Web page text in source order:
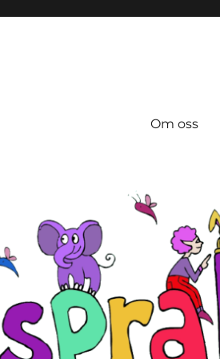
Om oss